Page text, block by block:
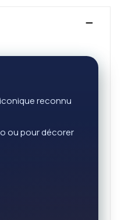
reconnu
ou pour décorer